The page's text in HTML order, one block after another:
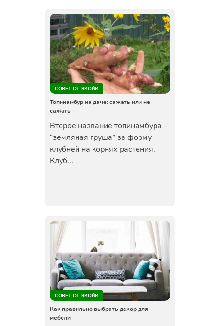
СОВЕТ ОТ ЭКОЙИ
Топинамбур на даче: сажать или не
сажать
Второе название топинамбура -
“земляная груша” за форму
клубней на корнях растения.
Клуб...
СОВЕТ ОТ ЭКОЙИ
Как правильно выбрать декор для
мебели